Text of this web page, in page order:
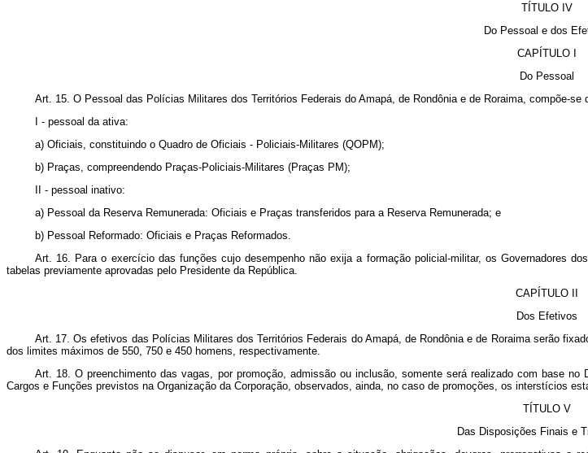
TÍTULO IV
Do Pessoal e dos
CAPÍTULO I
Do Pessoal
Art. 15. O Pessoal das Polícias Militares dos Territórios Federais do Amapá, de Rondônia e de Roraima, compõe-se
I - pessoal da ativa:
a) Oficiais, constituindo o Quadro de Oficiais - Policiais-Militares (QOPM);
b) Praças, compreendendo Praças-Policiais-Militares (Praças PM);
II - pessoal inativo:
a) Pessoal da Reserva Remunerada: Oficiais e Praças transferidos para a Reserva Remunerada; e
b) Pessoal Reformado: Oficiais e Praças Reformados.
Art. 16. Para o exercício das funções cujo desempenho não exija a formação policial-militar, os Governadores
tabelas previamente aprovadas pelo Presidente da República.
CAPÍTULO II
Dos Efetivos
Art. 17. Os efetivos das Polícias Militares dos Territórios Federais do Amapá, de Rondônia e de Roraima serão
dos limites máximos de 550, 750 e 450 homens, respectivamente.
Art. 18. O preenchimento das vagas, por promoção, admissão ou inclusão, somente será realizado com base
Cargos e Funções previstos na Organização da Corporação, observados, ainda, no caso de promoções, os interstícios
TÍTULO V
Das Disposições Finais e